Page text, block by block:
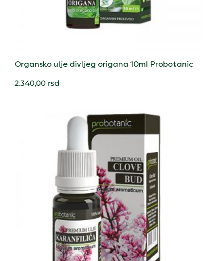
Organsko ulje divljeg origana 10ml Probotanic
2.340,00 rsd